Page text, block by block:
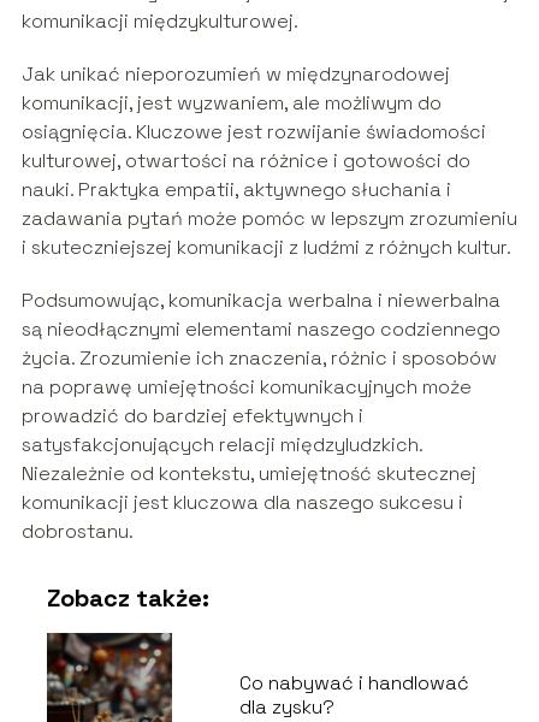
komunikacji międzykulturowej.
Jak unikać nieporozumień w międzynarodowej
komunikacji, jest wyzwaniem, ale możliwym do
osiągnięcia. Kluczowe jest rozwijanie świadomości
kulturowej, otwartości na różnice i gotowości do
nauki. Praktyka empatii, aktywnego słuchania i
zadawania pytań może pomóc w lepszym zrozumieniu
i skuteczniejszej komunikacji z ludźmi z różnych kultur.
Podsumowując, komunikacja werbalna i niewerbalna
są nieodłącznymi elementami naszego codziennego
życia. Zrozumienie ich znaczenia, różnic i sposobów
na poprawę umiejętności komunikacyjnych może
prowadzić do bardziej efektywnych i
satysfakcjonujących relacji międzyludzkich.
Niezależnie od kontekstu, umiejętność skutecznej
komunikacji jest kluczowa dla naszego sukcesu i
dobrostanu.
Zobacz także:
Co nabywać i handlować
dla zysku?